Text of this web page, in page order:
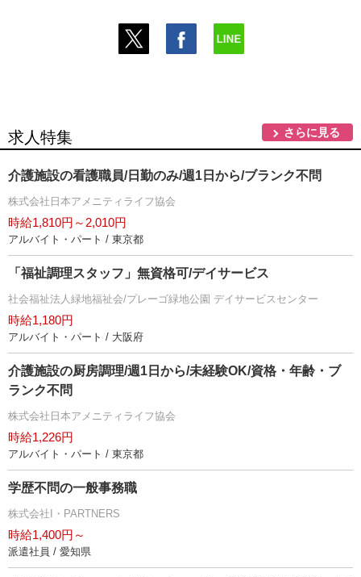
求人特集 さらに見る
介護施設の看護職員/日勤のみ/週1日から/ブランク不問
株式会社日本アメニティライフ協会
時給1,810円～2,010円
アルバイト・パート / 東京都
「福祉調理スタッフ」無資格可/デイサービス
社会福祉法人緑地福祉会/プレーゴ緑地公園 デイサービスセンター
時給1,180円
アルバイト・パート / 大阪府
介護施設の厨房調理/週1日から/未経験OK/資格・年齢・ブ
ランク不問
株式会社日本アメニティライフ協会
時給1,226円
アルバイト・パート / 東京都
学歴不問の一般事務職
株式会社I・PARTNERS
時給1,400円～
派遣社員 / 愛知県